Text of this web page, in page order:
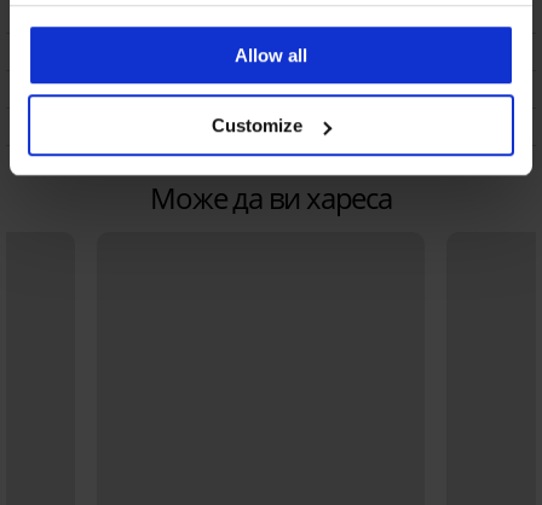
Allow all
Customize
ТРАНСПОРТ И ПЛАЩАНЕ
ПОДДРЪЖКА И ПРАНЕ
Може да ви хареса